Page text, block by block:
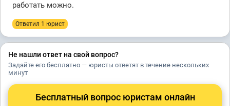
работать можно.
Ответил 1 юрист
Не нашли ответ на свой вопрос?
Задайте его бесплатно — юристы ответят в течение нескольких
минут
Бесплатный вопрос юристам онлайн